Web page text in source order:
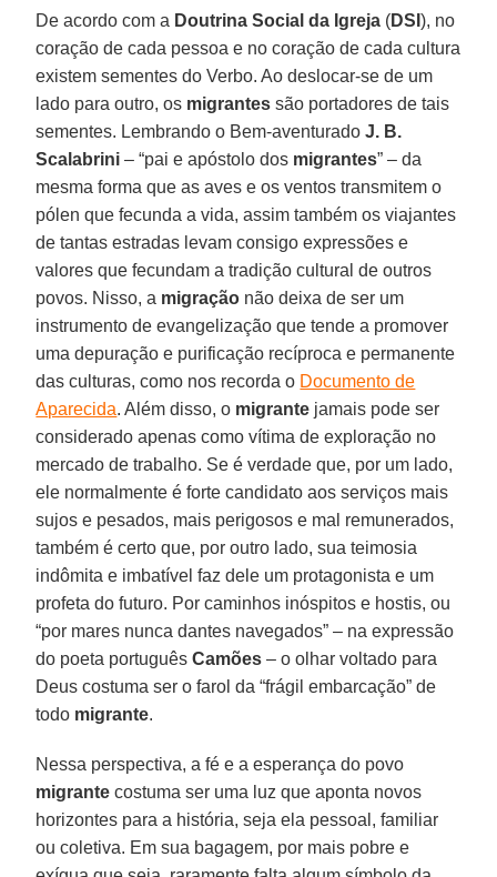
De acordo com a Doutrina Social da Igreja (DSI), no
coração de cada pessoa e no coração de cada cultura
existem sementes do Verbo. Ao deslocar-se de um
lado para outro, os migrantes são portadores de tais
sementes. Lembrando o Bem-aventuradoJ. B.
Scalabrini – “pai e apóstolo dos migrantes” – da
mesma forma que as aves e os ventos transmitem o
pólen que fecunda a vida, assim também os viajantes
de tantas estradas levam consigo expressões e
valores que fecundam a tradição cultural de outros
povos. Nisso, a migração não deixa de ser um
instrumento de evangelização que tende a promover
uma depuração e purificação recíproca e permanente
das culturas, como nos recorda o Documento de
Aparecida. Além disso, o migrante jamais pode ser
considerado apenas como vítima de exploração no
mercado de trabalho. Se é verdade que, por um lado,
ele normalmente é forte candidato aos serviços mais
sujos e pesados, mais perigosos e mal remunerados,
também é certo que, por outro lado, sua teimosia
indômita e imbatível faz dele um protagonista e um
profeta do futuro. Por caminhos inóspitos e hostis, ou
“por mares nunca dantes navegados” – na expressão
do poeta portuguêsCamões – o olhar voltado para
Deus costuma ser o farol da “frágil embarcação” de
todo migrante.
Nessa perspectiva, a fé e a esperança do povo
migrante costuma ser uma luz que aponta novos
horizontes para a história, seja ela pessoal, familiar
ou coletiva. Em sua bagagem, por mais pobre e